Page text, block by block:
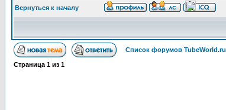
Вернуться к началу
Список форумов TubeWorld.ru
Страница 1 из 1